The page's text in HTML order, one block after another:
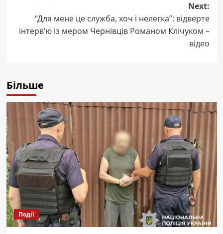
Next:
“Для мене це служба, хоч і нелегка”: відверте
інтерв’ю із мером Чернівців Романом Клічуком –
відео
Більше
Події